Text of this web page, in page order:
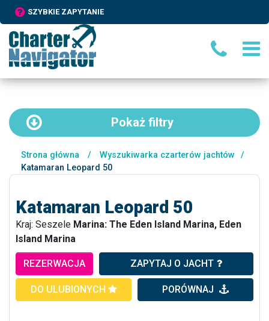
SZYBKIE ZAPYTANIE
Pokaż filtry
Strona główna / Wyszukiwarka czarterów jachtów
/
Katamaran Leopard 50
Katamaran Leopard 50
Kraj: Seszele Marina: The Eden Island Marina, Eden
Island Marina
REZERWACJA ZAPYTAJ O JACHT
DO ULUBIONYCH PORÓWNAJ